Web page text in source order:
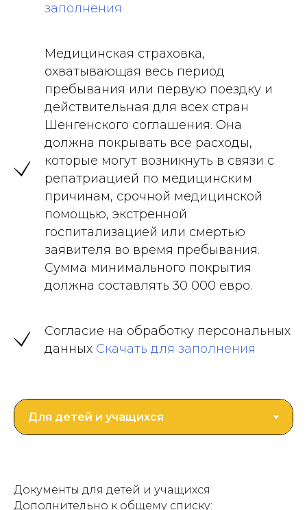
заполнения
Медицинская страховка,
охватывающая весь период
пребывания или первую поездку и
действительная для всех стран
Шенгенского соглашения. Она
должна покрывать все расходы,
которые могут возникнуть в связи с
репатриацией по медицинским
причинам, срочной медицинской
помощью, экстренной
госпитализацией или смертью
заявителя во время пребывания.
Сумма минимального покрытия
должна составлять 30 000 евро.
Согласие на обработку персональных
данных Скачать для заполнения
Документы для детей и учащихся
Дополнительно к общему списку: